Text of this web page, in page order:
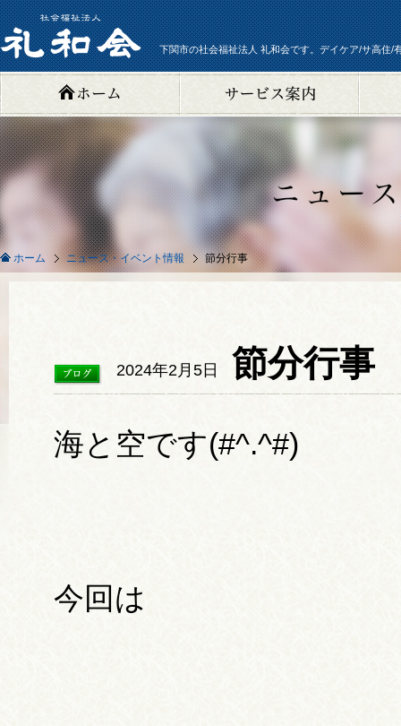
下関市の社会福祉法人 礼和会です。デイケア/サ高住/
ホーム ニュース・イベント情報 節分行事
2024年2月5日 節分行事
海と空です(#^.^#)
今回は